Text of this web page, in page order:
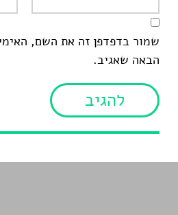
שמור בדפדפן זה את השם,
הבאה שאגיב.